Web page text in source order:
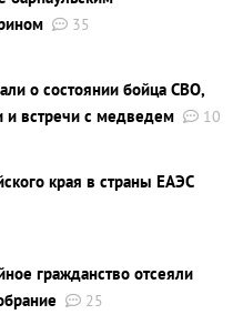
35
о состоянии бойца СВО,
встречи с медведем
10
края в страны ЕАЭС
гражданство отсеяли
25